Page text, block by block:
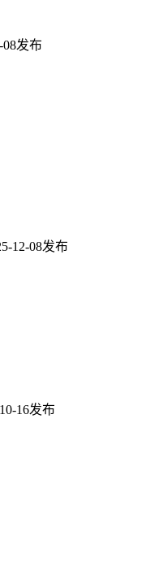
08发布
12-08发布
16发布